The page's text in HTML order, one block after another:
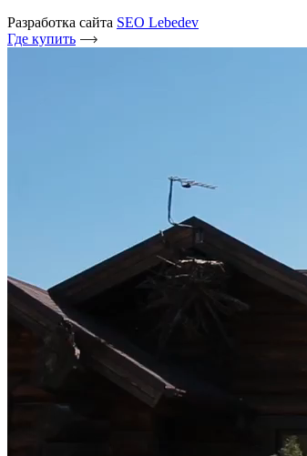
Разработка сайта SEO Lebedev
Где купить